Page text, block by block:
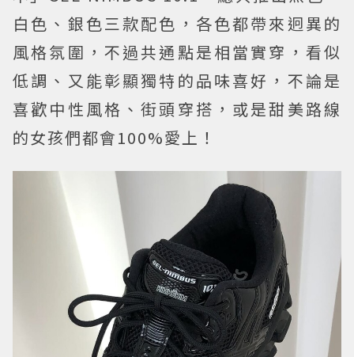
白色、銀色三款配色，各色都帶來迥異的
風格氛圍，不過共通點是相當實穿，看似
低調、又能彰顯獨特的品味喜好，不論是
喜歡中性風格、街頭穿搭，或是甜美路線
的女孩們都會100%愛上！